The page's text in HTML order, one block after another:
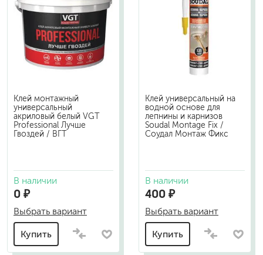
Клей монтажный
универсальный
акриловый белый VGT
Professional Лучше
Гвоздей / ВГТ
В наличии
0 ₽
Выбрать вариант
Купить
Клей универсальный на
водной основе для
лепнины и карнизов
Soudal Montage Fix /
Соудал Монтаж Фикс
В наличии
400 ₽
Выбрать вариант
Купить